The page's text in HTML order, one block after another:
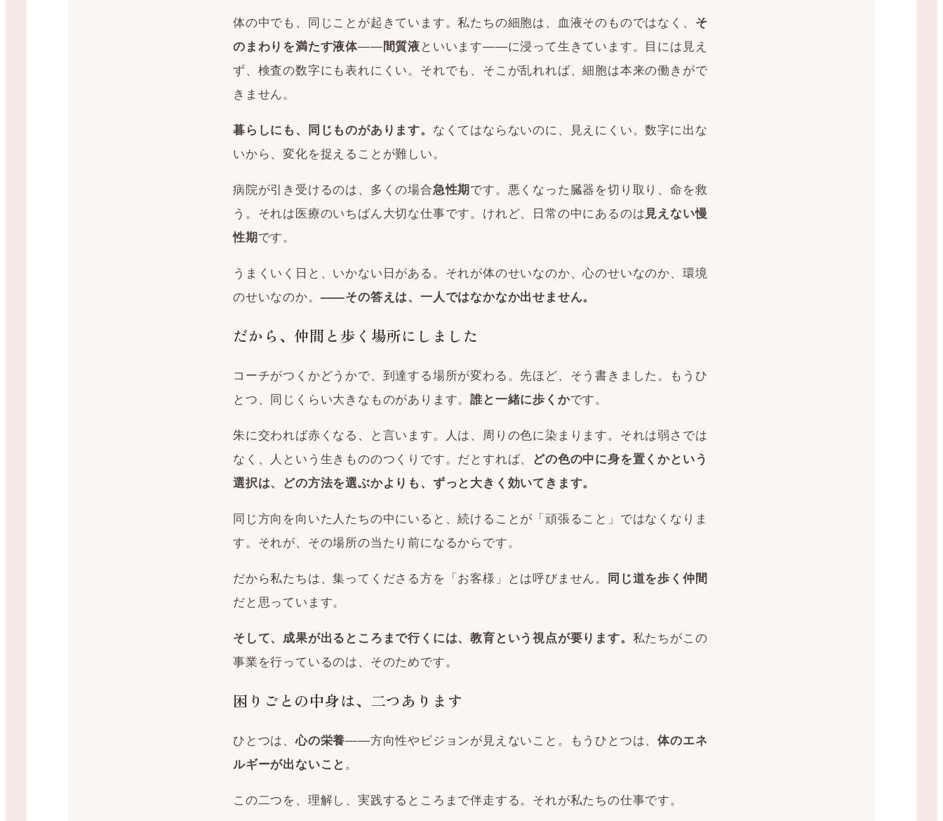
体の中でも、同じことが起きています。私たちの細胞は、血液そのものではなく、 そ
のまわりを満たす液体——間質液といいます——に浸って生きています。目には見え
ず、検査の数字にも表れにくい。それでも、そこが乱れれば、細胞は本来の働きがで
きません。
暮らしにも、同じものがあります。 なくてはならないのに、見えにくい。数字に出な
いから、変化を捉えることが難しい。
病院が引き受けるのは、多くの場合急性期です。悪くなった臓器を切り取り、命を救
う。それは医療のいちばん大切な仕事です。けれど、日常の中にあるのは見えない慢
性期です。
うまくいく日と、いかない日がある。それが体のせいなのか、心のせいなのか、環境
のせいなのか。 ——その答えは、一人ではなかなか出せません。
だから、仲間と歩く場所にしました
コーチがつくかどうかで、到達する場所が変わる。先ほど、そう書きました。もうひ
とつ、同じくらい大きなものがあります。誰と一緒に歩くかです。
朱に交われば赤くなる、と言います。人は、周りの色に染まります。それは弱さでは
なく、人という生きもののつくりです。だとすれば、 どの色の中に身を置くかという
選択は、どの方法を選ぶかよりも、ずっと大きく効いてきます。
同じ方向を向いた人たちの中にいると、続けることが「頑張ること」ではなくなりま
す。それが、その場所の当たり前になるからです。
だから私たちは、集ってくださる方を「お客様」とは呼びません。 同じ道を歩く仲間
だと思っています。
そして、成果が出るところまで行くには、教育という視点が要ります。 私たちがこの
事業を行っているのは、そのためです。
困りごとの中身は、二つあります
ひとつは、心の栄養——方向性やビジョンが見えないこと。もうひとつは、体のエネ
ルギーが出ないこと 。
この二つを、理解し、実践するところまで伴走する。それが私たちの仕事です。